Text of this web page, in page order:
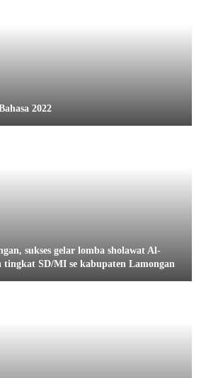
2022
sukses gelar lomba sholawat Al-
SD/MI se kabupaten Lamongan